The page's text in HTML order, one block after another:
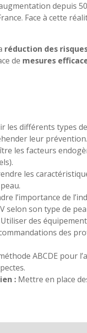
depuis
Face à cette
réduction des
de mesures
les différents types
leur prévention.
les facteurs
les
l’importance de
selon son type de
Utiliser des
des
ABCDE pour
: Mettre en place